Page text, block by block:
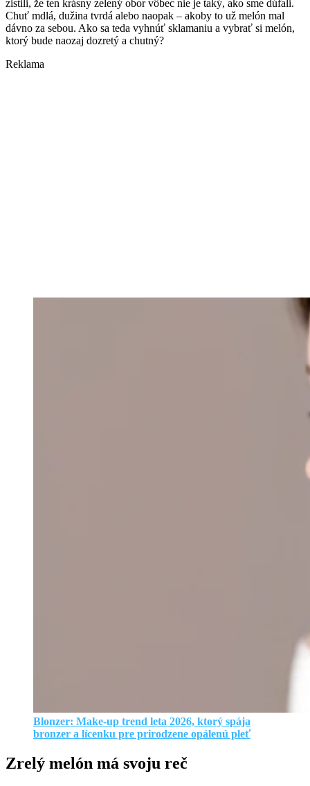
zistili, že ten krásny zelený obor vôbec nie je taký, ako sme dúfali.
Chuť mdlá, dužina tvrdá alebo naopak – akoby to už melón mal
dávno za sebou. Ako sa teda vyhnúť sklamaniu a vybrať si melón,
ktorý bude naozaj dozretý a chutný?
Reklama
Blonzer: Make-up trend leta 2026, ktorý spája
bronzer a lícenku pre prirodzene opálenú pleť
Zrelý melón má svoju reč